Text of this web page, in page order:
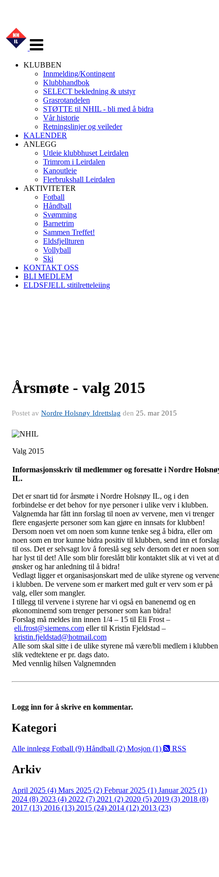
navigasjon
KLUBBEN
Innmelding/Kontingent
Klubbhandbok
SELECT bekledning & utstyr
Grasrotandelen
STØTTE til NHIL - bli med å bidra
Vår historie
Retningslinjer og veileder
KALENDER
ANLEGG
Utleie klubbhuset Leirdalen
Trimrom i Leirdalen
Kanoutleie
Flerbrukshall Leirdalen
AKTIVITETER
Fotball
Håndball
Svømming
Barnetrim
Sammen Treffet!
Eldsfjellturen
Vollyball
Ski
KONTAKT OSS
BLI MEDLEM
ELDSFJELL stitilretteleiing
Årsmøte - valg 2015
Postet av Nordre Holsnøy Idrettslag den 25. mar 2015
Valg 2015
Informasjonsskriv til medlemmer og foresatte i Nordre
IL.
Det er snart tid for årsmøte i Nordre Holsnøy IL, og i den
forbindelse er det behov for nye personer i ulike verv i klubben.
Valgnemda har fått inn forslag til noen av vervene, men vi trenger
flere engasjerte personer som kan gjøre en innsats for klubben!
Dersom noen vet om noen som kunne tenke seg å bidra, eller om
noen som en tror kunne bidra positiv til klubben, send inn et
til oss. Det er selvsagt lov å foreslå seg selv dersom det er noen
har lyst til det! Alle som blir foreslått blir kontaktet slik at vi vet at
ønsker og har anledning til å bidra!
Vedlagt ligger et organisasjonskart med de ulike styrene og vervene
i klubben. De vervene som er markert med gult er verv som er på
valg, eller som mangler.
I tillegg til vervene i styrene har vi også en banenemd og en
økonominemd som trenger personer som kan bidra!
Forslag må meldes inn innen 1/4 – 15 til Eli Frost –
eli.frost@siemens.com eller til Kristin Fjeldstad –
kristin.fjeldstad@hotmail.com
Alle som skal sitte i de ulike styrene må være/bli medlem i klubben
slik vedtektene er pr. dags dato.
Med vennlig hilsen Valgnemnden
Logg inn for å skrive en kommentar.
Kategori
Alle innlegg Fotball (9) Håndball (2) Mosjon (1) RSS
Arkiv
April 2025 (4) Mars 2025 (2) Februar 2025 (1) Januar 2025 (1)
2024 (8) 2023 (4) 2022 (7) 2021 (2) 2020 (5) 2019 (3) 2018 (8)
2017 (13) 2016 (13) 2015 (24) 2014 (12) 2013 (23)